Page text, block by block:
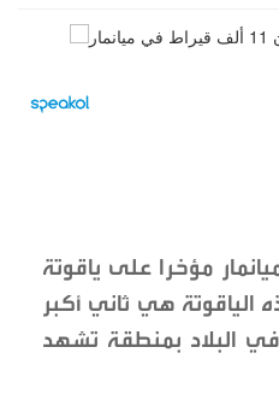
مؤخرا على ياقوتة
الياقوتة هي ثاني أكبر
البلاد بمنطقة تشهد